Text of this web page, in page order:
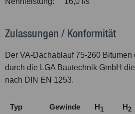
Zulassungen / Konformität
Der VA-Dachablauf 75-260
durch die LGA Bautechnik GmbH
nach DIN EN 1253.
Typ Gewinde H1 H2